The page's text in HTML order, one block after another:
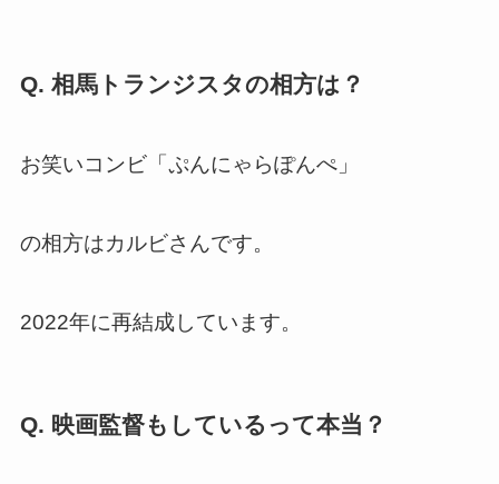
Q. 相馬トランジスタの相方は？
お笑いコンビ「ぷんにゃらぽんぺ」
の相方はカルビさんです。
2022年に再結成しています。
Q. 映画監督もしているって本当？